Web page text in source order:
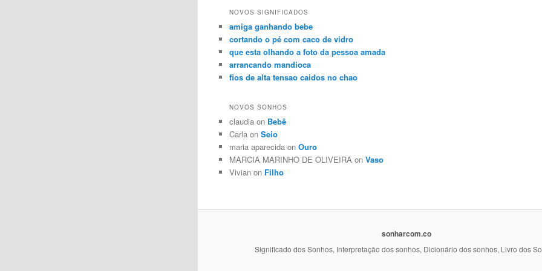
NOVOS SIGNIFICADOS
amiga ganhando bebe
cortando o pé com caco de vidro
que esta olhando a foto da pessoa amada
arrancando mandioca
fios de alta tensao caidos no chao
NOVOS SONHOS
claudia on Bebê
Carla onSeio
maria aparecida onOuro
MARCIA MARINHO DE OLIVEIRA onVaso
Vivian on Filho
sonharcom.co
Significado dos Sonhos, Interpretação dos sonhos, Dicionário dos sonhos, Livro dos